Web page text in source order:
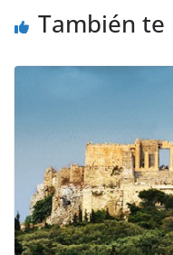
o
También